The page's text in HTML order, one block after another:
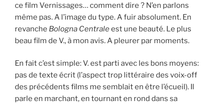
ce film Vernissages… comment dire ? N’en parlons
même pas. A l’image du type. A fuir absolument. En
revanche Bologna Centraleest une beauté. Le plus
beau film de V., à mon avis. A pleurer par moments.
En fait c’est simple: V. est parti avec les bons moyens:
pas de texte écrit (l’aspect trop littéraire des voix-off
des précédents films me semblait en être l’écueil). Il
parle en marchant, en tournant en rond dans sa